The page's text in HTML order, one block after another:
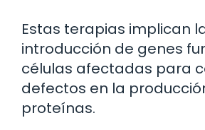
Estas terapias implican
introducción de genes
células afectadas para
defectos en la
proteínas.